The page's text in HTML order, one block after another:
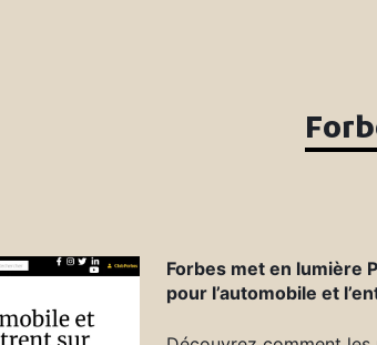
Forbes met en lumière
pour l’automobile et